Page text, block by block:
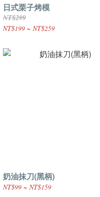
日式栗子烤模
NT$299
NT$199 ~ NT$259
奶油抹刀(黑柄)
NT$99 ~ NT$159